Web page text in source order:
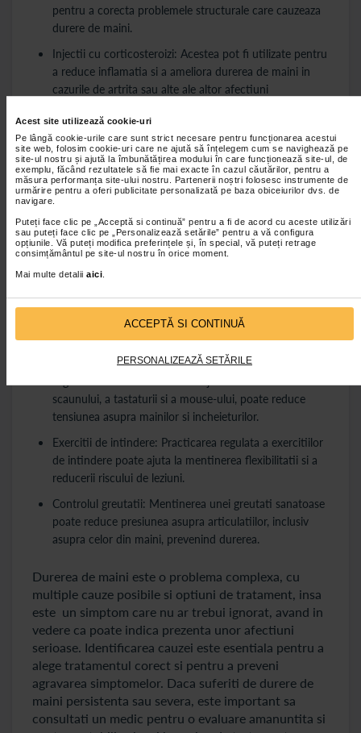
Acest site utilizează cookie-uri
Pe lângă cookie-urile care sunt strict necesare pentru funcționarea acestui
site web, folosim cookie-uri care ne ajută să înțelegem cum se navighează pe
site-ul nostru și ajută la îmbunătățirea modului în care funcționează site-ul, de
exemplu, făcând rezultatele să fie mai exacte în cazul căutărilor, pentru a
măsura performanța site-ului nostru. Partenerii noștri folosesc instrumente de
urmărire pentru a oferi publicitate personalizată pe baza obiceiurilor dvs. de
navigare.
Puteți face clic pe „Acceptă si continuă” pentru a fi de acord cu aceste utilizări
sau puteți face clic pe „Personalizează setările” pentru a vă configura
opțiunile. Vă puteți modifica preferințele și, în special, vă puteți retrage
consimțământul pe site-ul nostru în orice moment.
Mai multe detalii aici
ACCEPTĂ SI CONTINUĂ
PERSONALIZEAZĂ SETĂRILE
pentru a corecta problemele structurale care cauzeaza
durere de maini.
Injectii cu corticosteroizi: Acestea pot fi utilizate pentru
a reduce inflamatia si a ameliora durerea de maini in
cazurile de artrita sau alte ale altor afectiuni
Terapie cu laser sau ultrasunete: Aceste metode pot
promova vindecarea si reducerea durerii prin
imbunatatirea circulatiei si scaderea inflamatiei.
Durere de maini - Sfaturi practice pentru
prevenire
Pentru a preveni durerea de maini, este important sa
Pauze frecvente: Daca munca sau hobby-urile implica
miscari repetitive, asigurati-va ca luati pauze regulate
pentru a preveni suprasolicitarea.
scaunului, a tastaturii si a mouse-ului, poate reduce
tensiunea asupra mainilor si incheieturilor.
Exercitii de intindere: Practicarea regulata a exercitiilor
de intindere poate ajuta la mentinerea flexibilitatii si a
reducerii riscului de leziuni.
Controlul greutatii: Mentinerea unei greutati sanatoase
poate reduce presiunea asupra articulatiilor, inclusiv
asupra celor din maini, prevenind durerea.
Durerea de maini este o problema complexa, cu
multiple cauze posibile si optiuni de tratament, insa
este un simptom care nu ar trebui ignorat, avand in
vedere ca poate indica prezenta unor afectiuni
serioase. Identificarea cauzei este esentiala pentru a
alege tratamentul corect si pentru a preveni
agravarea simptomelor. Daca suferiti de durere de
maini persistenta sau severa, este important sa
consultati un medic pentru o evaluare amanuntita si